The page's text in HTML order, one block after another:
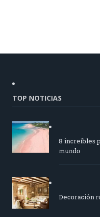
TOP NOTICIAS
8 increíbles
mundo
Decoración